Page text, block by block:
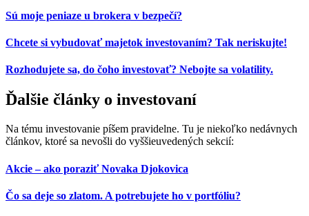
Sú moje peniaze u brokera v bezpečí?
Chcete si vybudovať majetok investovaním? Tak neriskujte!
Rozhodujete sa, do čoho investovať? Nebojte sa volatility.
Ďalšie články o investovaní
Na tému investovanie píšem pravidelne. Tu je niekoľko nedávnych
článkov, ktoré sa nevošli do vyššieuvedených sekcií:
Akcie – ako poraziť Novaka Djokovica
Čo sa deje so zlatom. A potrebujete ho v portfóliu?